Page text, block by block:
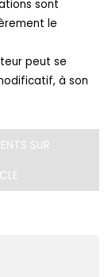
sont
le
peut se
à son
SUR